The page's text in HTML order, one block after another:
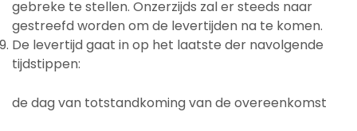
gebreke te stellen. Onzerzijds zal er steeds naar
gestreefd worden om de levertijden na te komen.
De levertijd gaat in op het laatste der navolgende
tijdstippen:
de dag van totstandkoming van de overeenkomst